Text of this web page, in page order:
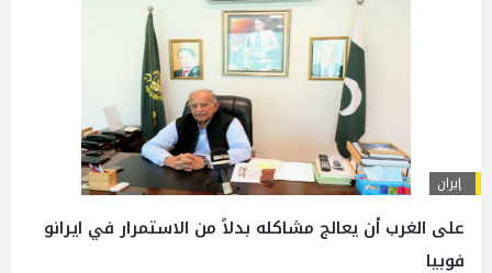
إيران
على الغرب أن يعالج مشاكله بدلاً من الاستمرار في ايرانو
فوبيا